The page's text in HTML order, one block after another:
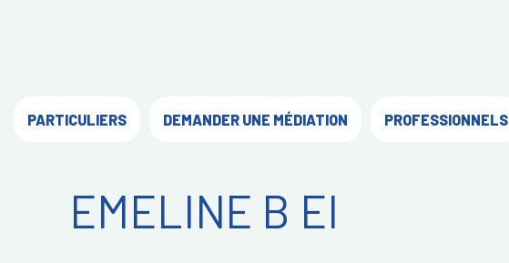
PARTICULIERS DEMANDER UNE MÉDIATION PROFESSIONNELS
EMELINE B EI